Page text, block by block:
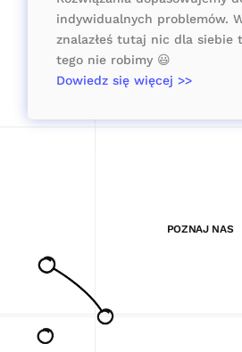
indywidualnych problemów.
znalazłeś tutaj nic dla siebie
tego nie robimy 😃
Dowiedz się więcej >>
POZNAJ NAS